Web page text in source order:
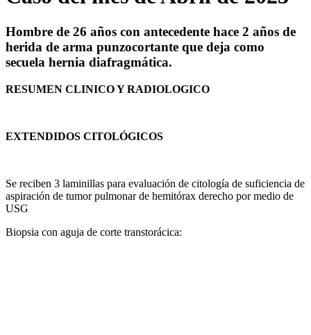
Hombre de 26 años con antecedente hace 2 años de
herida de arma punzocortante que deja como
secuela hernia diafragmática.
RESUMEN CLINICO Y RADIOLOGICO
EXTENDIDOS CITOLÓGICOS
Se reciben 3 laminillas para evaluación de citología de suficiencia de
aspiración de tumor pulmonar de hemitórax derecho por medio de
USG
Biopsia con aguja de corte transtorácica: